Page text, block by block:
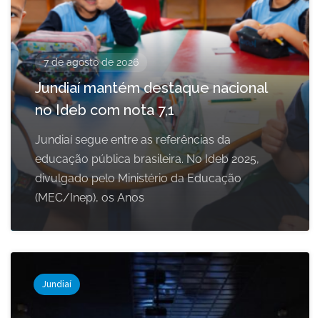
7 de agosto de 2026
Jundiaí mantém destaque nacional
no Ideb com nota 7,1
Jundiaí segue entre as referências da
educação pública brasileira. No Ideb 2025,
divulgado pelo Ministério da Educação
(MEC/Inep), os Anos
Jundiaí